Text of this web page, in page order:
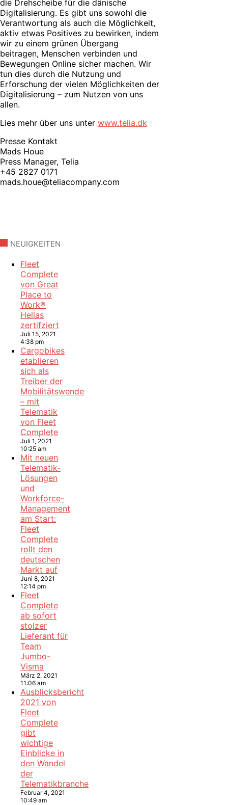
die Drehscheibe für die dänische
Digitalisierung. Es gibt uns sowohl die
Verantwortung als auch die Möglichkeit,
aktiv etwas Positives zu bewirken, indem
wir zu einem grünen Übergang
beitragen, Menschen verbinden und
Bewegungen Online sicher machen. Wir
tun dies durch die Nutzung und
Erforschung der vielen Möglichkeiten der
Digitalisierung – zum Nutzen von uns
allen.
Lies mehr über uns unter www.telia.dk
Presse Kontakt
Mads Houe
Press Manager, Telia
+45 2827 0171
mads.houe@teliacompany.com
NEUIGKEITEN
Fleet
Complete
von Great
Place to
Work®
Hellas
zertifziert
Juli 15, 2021
4:38 pm
Cargobikes
etablieren
sich als
Treiber der
Mobilitätswende
– mit
Telematik
von Fleet
Complete
Juli 1, 2021
10:25 am
Mit neuen
Telematik-
Lösungen
und
Workforce-
Management
am Start:
Fleet
Complete
rollt den
deutschen
Markt auf
Juni 8, 2021
12:14 pm
Fleet
Complete
ab sofort
stolzer
Lieferant für
Team
Jumbo-
Visma
März 2, 2021
11:06 am
Ausblicksbericht
2021 von
Fleet
Complete
gibt
wichtige
Einblicke in
den Wandel
der
Telematikbranche
Februar 4, 2021
10:49 am